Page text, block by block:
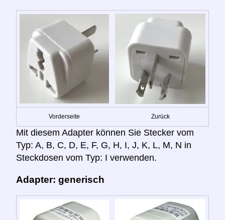
Vorderseite Zurück
Mit diesem Adapter können Sie Stecker vom
Typ: A, B, C, D, E, F, G, H, I, J, K, L, M, N in
Steckdosen vom Typ: I verwenden.
Adapter: generisch